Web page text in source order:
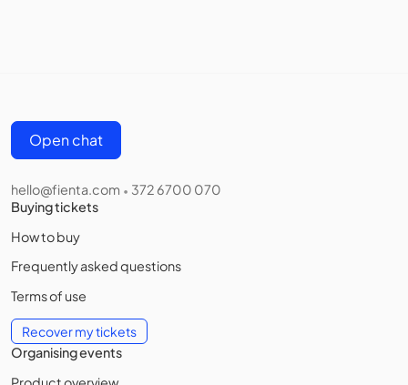
Open chat
hello@fienta.com • 372 6700 070
Buying tickets
How to buy
Frequently asked questions
Terms of use
Recover my tickets
Organising events